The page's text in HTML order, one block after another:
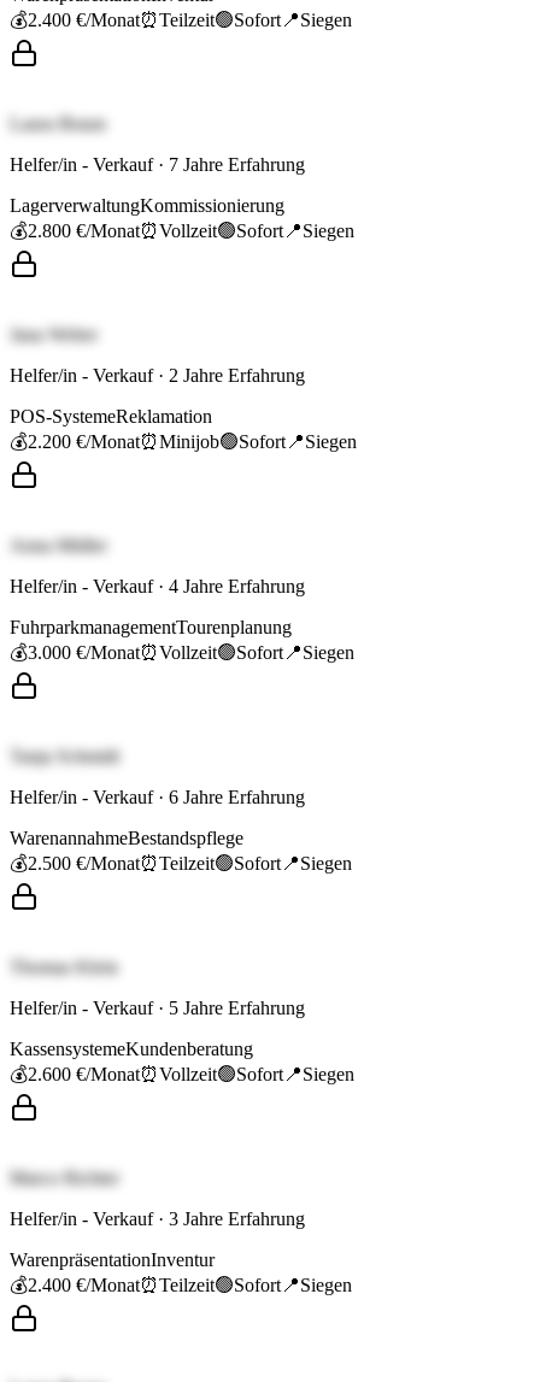
💰2.400 €/Monat⏰Teilzeit🟢Sofort 📍Siegen
Laura Braun
Helfer/in - Verkauf· 7 Jahre Erfahrung
LagerverwaltungKommissionierung
💰2.800 €/Monat⏰Vollzeit🟢Sofort 📍Siegen
Jana Weber
Helfer/in - Verkauf· 2 Jahre Erfahrung
POS-SystemeReklamation
💰2.200 €/Monat⏰Minijob🟢Sofort 📍Siegen
Anna Müller
Helfer/in - Verkauf· 4 Jahre Erfahrung
FuhrparkmanagementTourenplanung
💰3.000 €/Monat⏰Vollzeit🟢Sofort 📍Siegen
Tanja Schmidt
Helfer/in - Verkauf· 6 Jahre Erfahrung
WarenannahmeBestandspflege
💰2.500 €/Monat⏰Teilzeit🟢Sofort 📍Siegen
Thomas Klein
Helfer/in - Verkauf· 5 Jahre Erfahrung
KassensystemeKundenberatung
💰2.600 €/Monat⏰Vollzeit🟢Sofort 📍Siegen
Marco Richter
Helfer/in - Verkauf· 3 Jahre Erfahrung
WarenpräsentationInventur
💰2.400 €/Monat⏰Teilzeit🟢Sofort 📍Siegen